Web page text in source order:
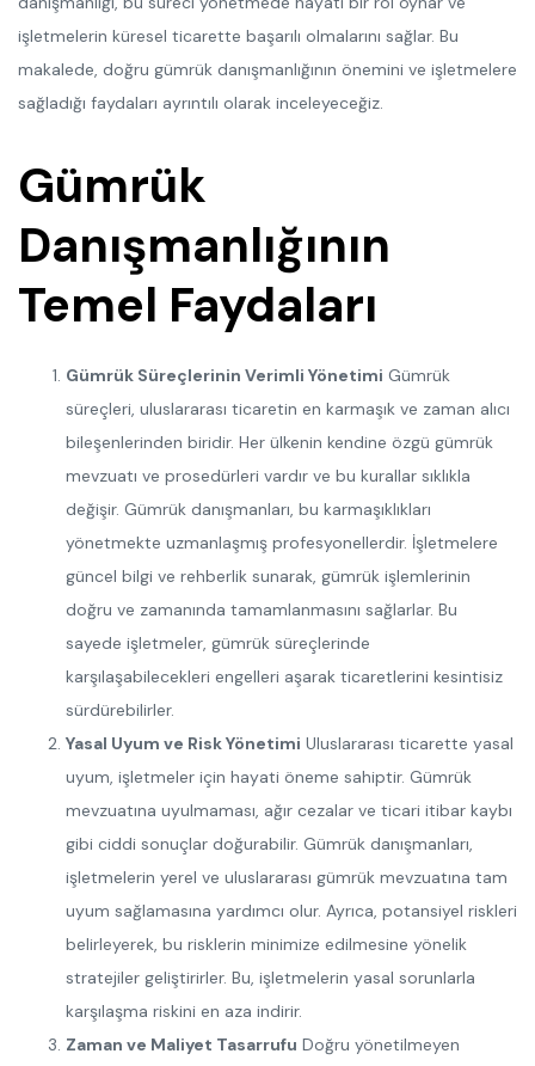
işletmelerin küresel ticarette başarılı olmalarını sağlar. Bu
makalede, doğru gümrük danışmanlığının önemini ve işletmelere
sağladığı faydaları ayrıntılı olarak inceleyeceğiz.
Gümrük
Danışmanlığının
Temel Faydaları
Gümrük Süreçlerinin Verimli Yönetimi Gümrük
süreçleri, uluslararası ticaretin en karmaşık ve zaman alıcı
bileşenlerinden biridir. Her ülkenin kendine özgü gümrük
mevzuatı ve prosedürleri vardır ve bu kurallar sıklıkla
değişir. Gümrük danışmanları, bu karmaşıklıkları
yönetmekte uzmanlaşmış profesyonellerdir. İşletmelere
güncel bilgi ve rehberlik sunarak, gümrük işlemlerinin
doğru ve zamanında tamamlanmasını sağlarlar. Bu
sayede işletmeler, gümrük süreçlerinde
karşılaşabilecekleri engelleri aşarak ticaretlerini kesintisiz
sürdürebilirler.
Yasal Uyum ve Risk Yönetimi Uluslararası ticarette yasal
uyum, işletmeler için hayati öneme sahiptir. Gümrük
mevzuatına uyulmaması, ağır cezalar ve ticari itibar kaybı
gibi ciddi sonuçlar doğurabilir. Gümrük danışmanları,
işletmelerin yerel ve uluslararası gümrük mevzuatına tam
uyum sağlamasına yardımcı olur. Ayrıca, potansiyel riskleri
belirleyerek, bu risklerin minimize edilmesine yönelik
stratejiler geliştirirler. Bu, işletmelerin yasal sorunlarla
karşılaşma riskini en aza indirir.
Zaman ve Maliyet Tasarrufu Doğru yönetilmeyen